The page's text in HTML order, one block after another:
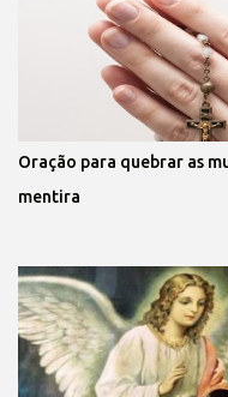
Oração para quebrar as
mentira